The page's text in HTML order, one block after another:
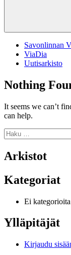
Savonlinnan
ViaDia
Uutisarkisto
Nothing
It seems we can’t
can help.
Haku:
Arkistot
Kategoriat
Ei kategorioita
Ylläpitäjät
Kirjaudu